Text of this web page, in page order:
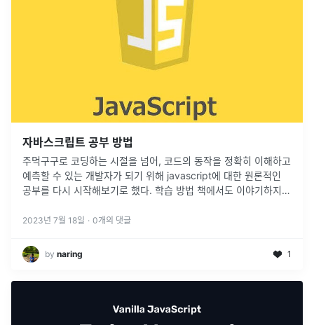
자바스크립트 공부 방법
주먹구구로 코딩하는 시절을 넘어, 코드의 동작을 정확히 이해하고
예측할 수 있는 개발자가 되기 위해 javascript에 대한 원론적인
공부를 다시 시작해보기로 했다. 학습 방법 책에서도 이야기하지만
서이...
2023년 7월 18일 · 0개의 댓글
by naring 1